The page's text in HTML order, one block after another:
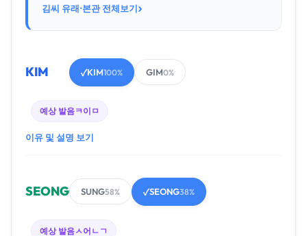
김씨 유래·본관 전체보기›
KIM ✓KIM100% GIM0%
예상 발음ㅋ이ㅁ
이유 및 설명 보기
SEONG SUNG58% ✓SEONG38%
예상 발음ㅅ어ㄴㄱ